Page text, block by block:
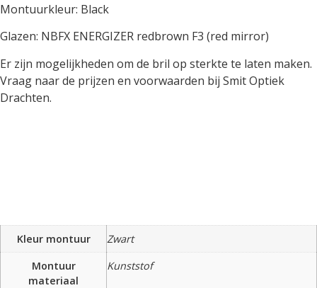
Montuurkleur: Black
Glazen: NBFX ENERGIZER redbrown F3 (red mirror)
Er zijn mogelijkheden om de bril op sterkte te laten maken.
Vraag naar de prijzen en voorwaarden bij Smit Optiek
Drachten.
Kleur montuur
Zwart
Montuur
materiaal
Kunststof